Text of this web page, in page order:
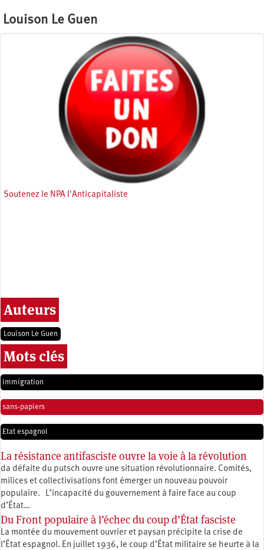
Louison Le Guen
Soutenez le NPA l'Anticapitaliste
Auteurs
Louison Le Guen
Mots clés
immigration
sans-papiers
Etat espagnol
La résistance antifasciste ouvre la voie à la révolution
da défaite du putsch ouvre une situation révolutionnaire. Comités,
milices et collectivisations font émerger un nouveau pouvoir
populaire. L’incapacité du gouvernement à faire face au coup
d’État…
Du Front populaire à l’échec du coup d’État fasciste
La montée du mouvement ouvrier et paysan précipite la crise de
l’État espagnol. En juillet 1936, le coup d’État militaire se heurte à la